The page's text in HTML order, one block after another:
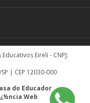
Eireli - CNPJ:
| CEP 12030-000
do Educador
Web